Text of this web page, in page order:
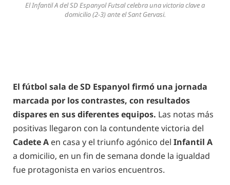
El Infantil A del SD Espanyol Futsal celebra una victoria clave a
domicilio (2-3) ante el Sant Gervasi.
El fútbol sala de SD Espanyol firmó una jornada
marcada por los contrastes, con resultados
dispares en sus diferentes equipos. Las notas más
positivas llegaron con la contundente victoria del
Cadete A en casa y el triunfo agónico del Infantil A
a domicilio, en un fin de semana donde la igualdad
fue protagonista en varios encuentros.